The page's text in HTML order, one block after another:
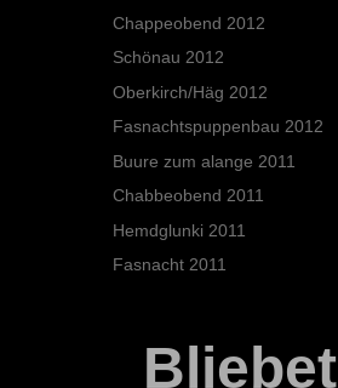
Chappeobend 2012
Schönau 2012
Oberkirch/Häg 2012
Fasnachtspuppenbau 2012
Buure zum alange 2011
Chabbeobend 2011
Hemdglunki 2011
Fasnacht 2011
Bliebet